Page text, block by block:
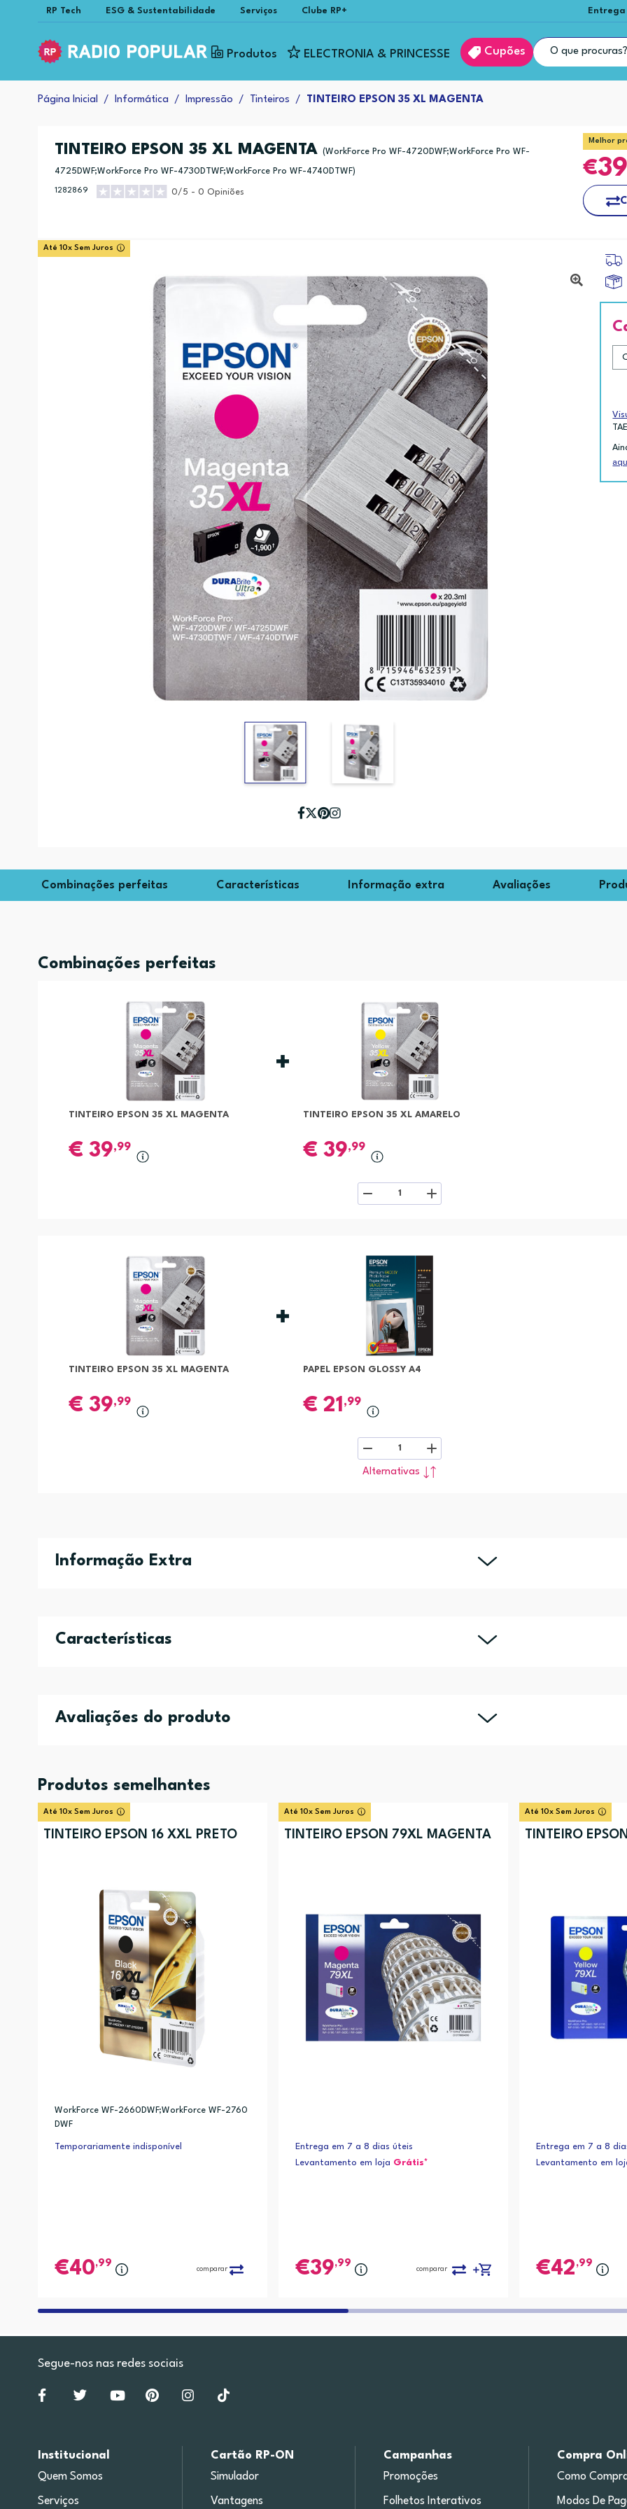
RP Tech ESG & Sustentabilidade Serviços Clube RP+
Produtos ELECTRONIA & PRINCESSE Cupões
Página Inicial Informática Impressão Tinteiros TINTEIRO EPSON 35 XL MAGENTA
TINTEIRO EPSON 35 XL MAGENTA (WorkForce Pro WF-4720DWF;WorkForce Pro WF-
4725DWF;WorkForce Pro WF-4730DTWF;WorkForce Pro WF-4740DTWF)
1282869 0/5 - 0 Opiniões
Melhor
39
Até 10x Sem Juros
Combinações perfeitas Características Informação extra Avaliações
Combinações perfeitas
TINTEIRO EPSON 35 XL MAGENTA
€ 39,99
TINTEIRO EPSON 35 XL AMARELO
€ 39,99
1
TINTEIRO EPSON 35 XL MAGENTA
€ 39,99
PAPEL EPSON GLOSSY A4
€ 21,99
1
Alternativas
Informação Extra
Características
Avaliações do produto
Produtos semelhantes
Até 10x Sem Juros
TINTEIRO EPSON 16 XXL PRETO
WorkForce WF-2660DWF;WorkForce WF-2760
DWF
Temporariamente indisponível
40,99
comparar
Até 10x Sem Juros
TINTEIRO EPSON 79XL MAGENTA
Entrega em 7 a 8 dias úteis
Levantamento em loja Grátis*
39,99
comparar
Até 10x Sem Juros
TINTEIRO
Entrega em 7 a 8
Levantamento em
42 ,99
Segue-nos nas redes sociais
Institucional
Quem Somos
Serviços
Cartão RP-ON
Simulador
Vantagens
Campanhas
Promoções
Folhetos Interativos
Compra
Como
Modos De